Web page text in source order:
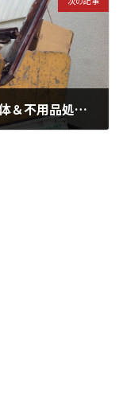
2/12福岡市東区で物置の解体＆不用品処分♪